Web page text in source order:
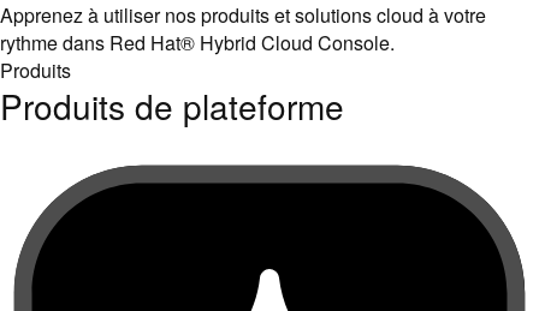
Apprenez à utiliser nos produits et solutions cloud à votre
rythme dans Red Hat® Hybrid Cloud Console.
Produits
Produits de plateforme